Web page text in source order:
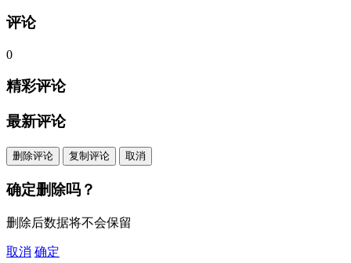
评论
0
精彩评论
最新评论
删除评论 复制评论 取消
确定删除吗？
删除后数据将不会保留
取消 确定